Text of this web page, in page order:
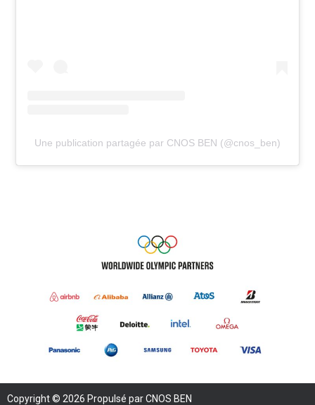
Une publication partagée par CNOS BEN (@cnos_ben)
Copyright © 2026 Propulsé par CNOS BEN